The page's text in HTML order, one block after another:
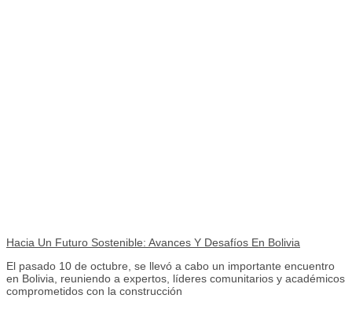
Hacia Un Futuro Sostenible: Avances Y Desafíos En Bolivia
El pasado 10 de octubre, se llevó a cabo un importante encuentro
en Bolivia, reuniendo a expertos, líderes comunitarios y académicos
comprometidos con la construcción